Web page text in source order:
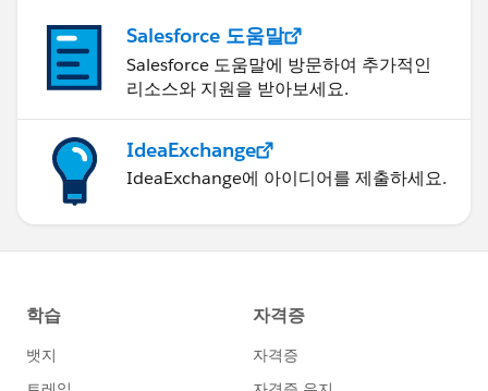
Salesforce 도움말
Salesforce 도움말에 방문하여 추가적인
리소스와 지원을 받아보세요.
IdeaExchange
IdeaExchange에 아이디어를 제출하세요.